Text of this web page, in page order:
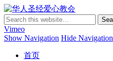
Vimeo
Show Navigation Hide Navigation
首页